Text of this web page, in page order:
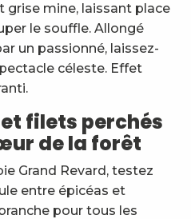
locaux & Souvenirs
mine, laissant place
le souffle. Allongé
un passionné, laissez-
céleste. Effet
filets perchés
de la forêt
Grand Revard, testez
entre épicéas et
pour tous les